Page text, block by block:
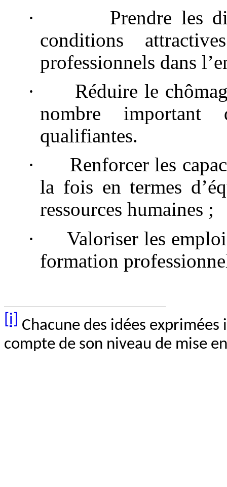
·
Prendre les
conditions
professionnels dans
·
Réduire le
nombre important
qualifiantes.
·
Renforcer les
la fois en termes
ressources humaines ;
·
Valoriser les
formation
[i]
Chacune des idées
compte de son niveau de mise